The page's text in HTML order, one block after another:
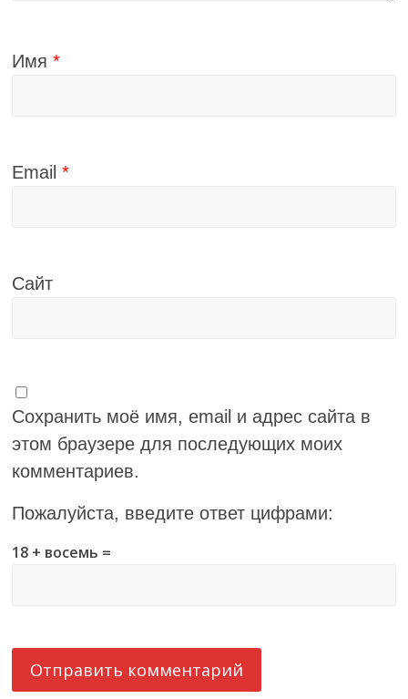
Имя*
Email*
Сайт
Сохранить моё имя, email и адрес сайта в
этом браузере для последующих моих
комментариев.
Пожалуйста, введите ответ цифрами:
18 + восемь =